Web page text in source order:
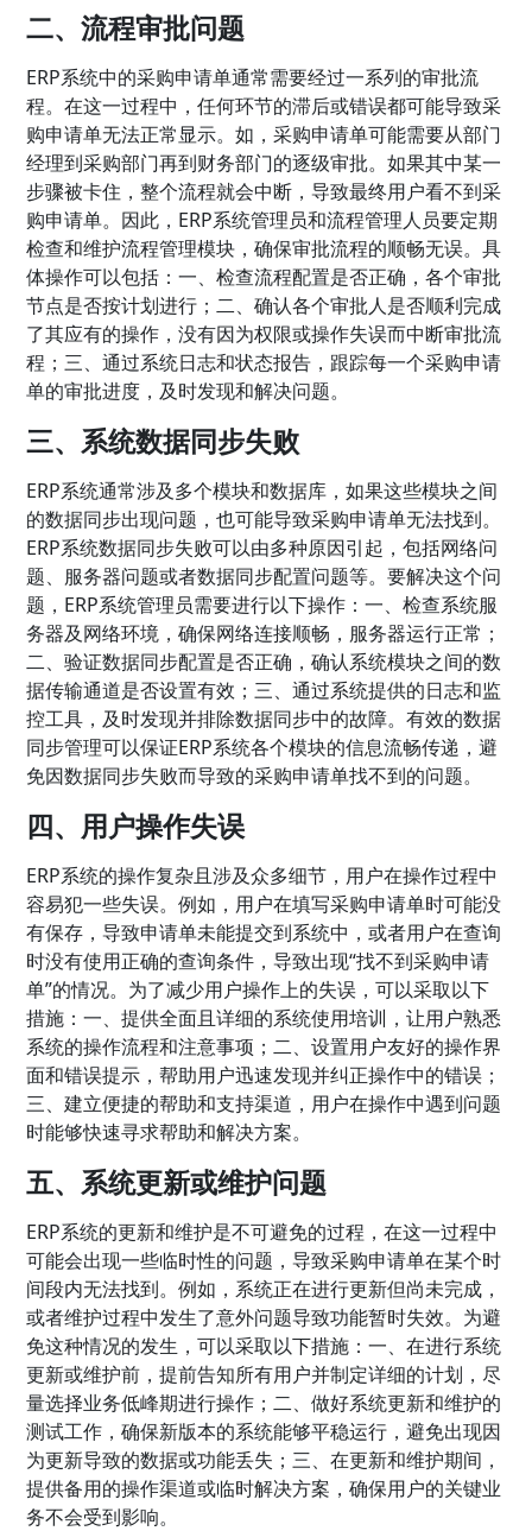
二、流程审批问题
ERP系统中的采购申请单通常需要经过一系列的审批流
程。在这一过程中，任何环节的滞后或错误都可能导致采
购申请单无法正常显示。如，采购申请单可能需要从部门
经理到采购部门再到财务部门的逐级审批。如果其中某一
步骤被卡住，整个流程就会中断，导致最终用户看不到采
购申请单。因此，ERP系统管理员和流程管理人员要定期
检查和维护流程管理模块，确保审批流程的顺畅无误。具
体操作可以包括：一、检查流程配置是否正确，各个审批
节点是否按计划进行；二、确认各个审批人是否顺利完成
了其应有的操作，没有因为权限或操作失误而中断审批流
程；三、通过系统日志和状态报告，跟踪每一个采购申请
单的审批进度，及时发现和解决问题。
三、系统数据同步失败
ERP系统通常涉及多个模块和数据库，如果这些模块之间
的数据同步出现问题，也可能导致采购申请单无法找到。
ERP系统数据同步失败可以由多种原因引起，包括网络问
题、服务器问题或者数据同步配置问题等。要解决这个问
题，ERP系统管理员需要进行以下操作：一、检查系统服
务器及网络环境，确保网络连接顺畅，服务器运行正常；
二、验证数据同步配置是否正确，确认系统模块之间的数
据传输通道是否设置有效；三、通过系统提供的日志和监
控工具，及时发现并排除数据同步中的故障。有效的数据
同步管理可以保证ERP系统各个模块的信息流畅传递，避
免因数据同步失败而导致的采购申请单找不到的问题。
四、用户操作失误
ERP系统的操作复杂且涉及众多细节，用户在操作过程中
容易犯一些失误。例如，用户在填写采购申请单时可能没
有保存，导致申请单未能提交到系统中，或者用户在查询
时没有使用正确的查询条件，导致出现“找不到采购申请
单”的情况。为了减少用户操作上的失误，可以采取以下
措施：一、提供全面且详细的系统使用培训，让用户熟悉
系统的操作流程和注意事项；二、设置用户友好的操作界
面和错误提示，帮助用户迅速发现并纠正操作中的错误；
三、建立便捷的帮助和支持渠道，用户在操作中遇到问题
时能够快速寻求帮助和解决方案。
五、系统更新或维护问题
ERP系统的更新和维护是不可避免的过程，在这一过程中
可能会出现一些临时性的问题，导致采购申请单在某个时
间段内无法找到。例如，系统正在进行更新但尚未完成，
或者维护过程中发生了意外问题导致功能暂时失效。为避
免这种情况的发生，可以采取以下措施：一、在进行系统
更新或维护前，提前告知所有用户并制定详细的计划，尽
量选择业务低峰期进行操作；二、做好系统更新和维护的
测试工作，确保新版本的系统能够平稳运行，避免出现因
为更新导致的数据或功能丢失；三、在更新和维护期间，
提供备用的操作渠道或临时解决方案，确保用户的关键业
务不会受到影响。